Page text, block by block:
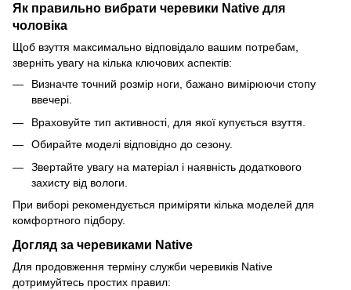
Як правильно вибрати черевики Native для
чоловіка
Щоб взуття максимально відповідало вашим потребам,
зверніть увагу на кілька ключових аспектів:
Визначте точний розмір ноги, бажано вимірюючи стопу
ввечері.
Враховуйте тип активності, для якої купується взуття.
Обирайте моделі відповідно до сезону.
Звертайте увагу на матеріал і наявність додаткового
захисту від вологи.
При виборі рекомендується приміряти кілька моделей для
комфортного підбору.
Догляд за черевиками Native
Для продовження терміну служби черевиків Native
дотримуйтесь простих правил: